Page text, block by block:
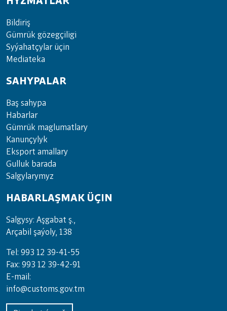
Bil­di­riş
Güm­rük gö­zeg­çi­li­gi
Sy­ýa­hat­çy­lar ü­çin
Media­teka
SAHYPALAR
Baş sahypa
Habarlar
Gümrük maglumatlary
Kanunçylyk
Eksport amallary
Gulluk barada
Salgylarymyz
HABARLAŞMAK ÜÇIN
Salgysy: Aşgabat ş.,
Arçabil şaýoly, 138
Tel: 993 12 39-41-55
Fax: 993 12 39-42-91
E-mail:
info@customs.gov.tm